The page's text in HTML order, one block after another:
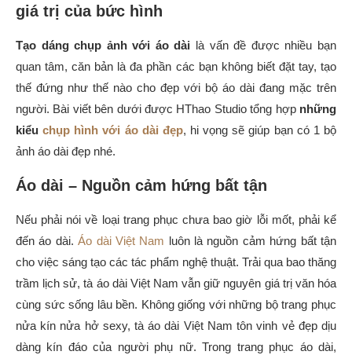
giá trị của bức hình
Tạo dáng chụp ảnh với áo dài là vấn đề được nhiều bạn
quan tâm, căn bản là đa phần các bạn không biết đặt tay, tạo
thế đứng như thế nào cho đẹp với bộ áo dài đang mặc trên
người. Bài viết bên dưới được HThao Studio tổng hợp những
kiểuchụp hình với áo dài đẹp, hi vọng sẽ giúp bạn có 1 bộ
ảnh áo dài đẹp nhé.
Áo dài – Nguồn cảm hứng bất tận
Nếu phải nói về loại trang phục chưa bao giờ lỗi mốt, phải kể
đến áo dài.Áo dài Việt Nam luôn là nguồn cảm hứng bất tận
cho việc sáng tạo các tác phẩm nghệ thuật. Trải qua bao thăng
trầm lịch sử, tà áo dài Việt Nam vẫn giữ nguyên giá trị văn hóa
cùng sức sống lâu bền. Không giống với những bộ trang phục
nửa kín nửa hở sexy, tà áo dài Việt Nam tôn vinh vẻ đẹp dịu
dàng kín đáo của người phụ nữ. Trong trang phục áo dài,